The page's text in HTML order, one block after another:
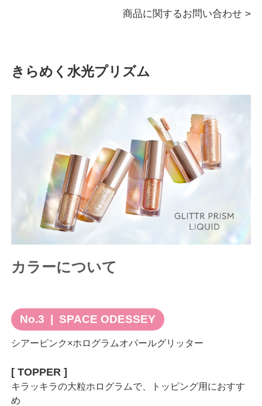
商品に関するお問い合わせ >
きらめく水光プリズム
カラーについて
No.3 | SPACE ODESSEY
シアーピンク×ホログラムオパールグリッター
[ TOPPER ]
キラッキラの大粒ホログラムで、トッピング用におすす
め